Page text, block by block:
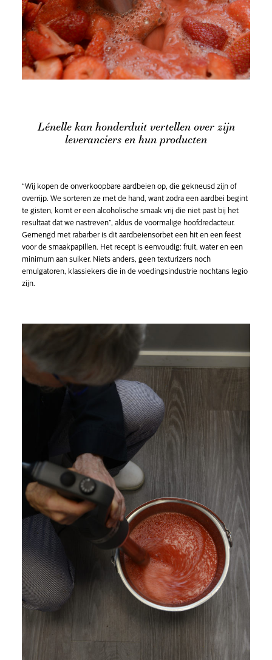
Lénelle kan honderduit vertellen over zijn
leveranciers en hun producten
“Wij kopen de onverkoopbare aardbeien op, die gekneusd zijn of
overrijp. We sorteren ze met de hand, want zodra een aardbei begint
te gisten, komt er een alcoholische smaak vrij die niet past bij het
resultaat dat we nastreven”, aldus de voormalige hoofdredacteur.
Gemengd met rabarber is dit aardbeiensorbet een hit en een feest
voor de smaakpapillen. Het recept is eenvoudig: fruit, water en een
minimum aan suiker. Niets anders, geen texturizers noch
emulgatoren, klassiekers die in de voedingsindustrie nochtans legio
zijn.